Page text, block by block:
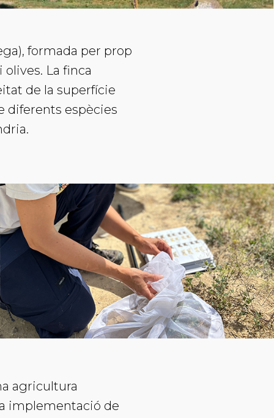
formada per prop
La finca
de la superfície
diferents espècies
agricultura
implementació de